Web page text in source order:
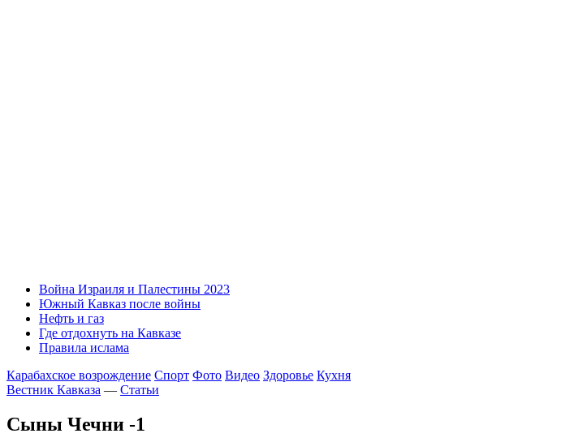
Война Израиля и Палестины 2023
Южный Кавказ после войны
Нефть и газ
Где отдохнуть на Кавказе
Правила ислама
Карабахское возрождение Спорт Фото Видео Здоровье Кухня
Вестник Кавказа — Статьи
Сыны Чечни -1